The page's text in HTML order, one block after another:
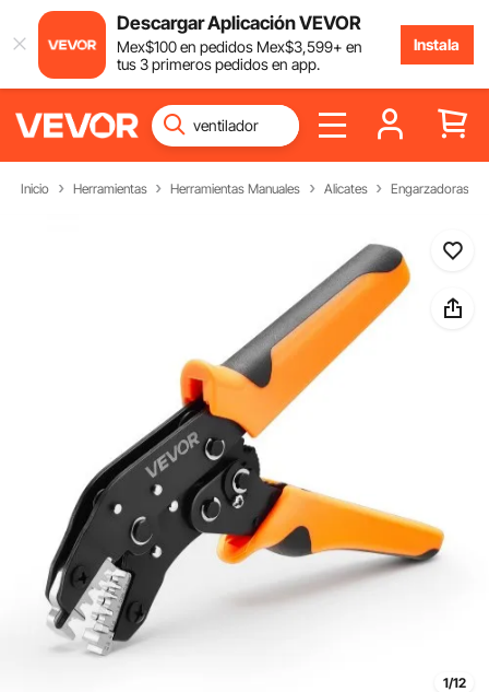
Descargar Aplicación VEVOR
Mex$100en pedidos Mex$3,599+ en
tus 3 primeros pedidos en app.
Instala
Inicio Herramientas Herramientas Manuales Alicates Engarzadoras
1/12